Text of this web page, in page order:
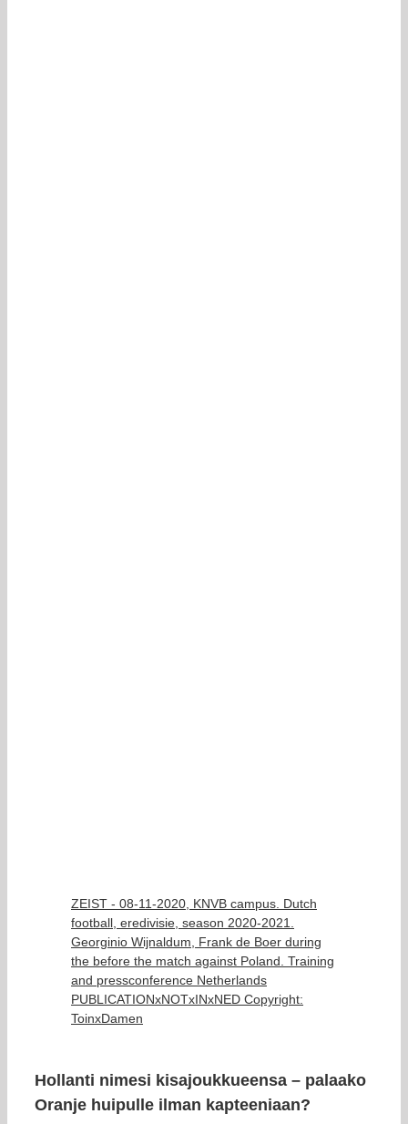
ZEIST - 08-11-2020, KNVB campus. Dutch
football, eredivisie, season 2020-2021.
Georginio Wijnaldum, Frank de Boer during
the before the match against Poland. Training
and pressconference Netherlands
PUBLICATIONxNOTxINxNED Copyright:
ToinxDamen
Hollanti nimesi kisajoukkueensa – palaako
Oranje huipulle ilman kapteeniaan?